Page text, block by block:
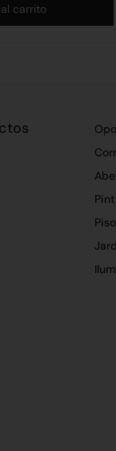
carrito